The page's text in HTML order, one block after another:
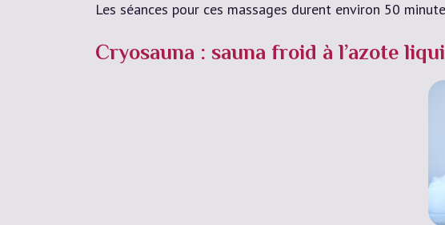
Les séances pour ces massages durent environ 50
Cryosauna : sauna froid à l’azote